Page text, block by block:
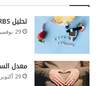
تحليل RBS ماهو المعدل الطبيعي ؟
29 نوفمبر 2022
معدل
29 أكتوبر 2022